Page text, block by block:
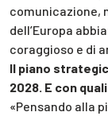
comunicazione,
dell’Europa
coraggioso e di
Il piano
2028. E con
«Pensando alla